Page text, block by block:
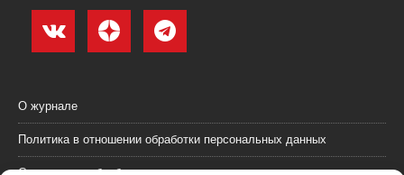
О журнале
Политика в отношении обработки персональных данных